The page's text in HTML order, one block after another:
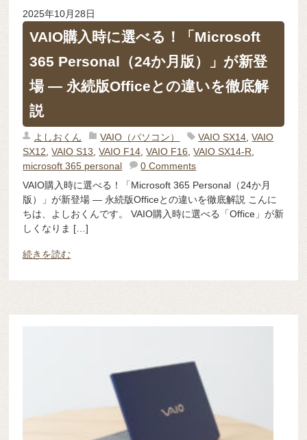
2025年10月28日
VAIO購入時に選べる！「Microsoft
365 Personal（24か月版）」が新登
場 ― 永続版Officeとの違いを徹底解
説
よしおくん VAIO（パソコン） VAIO SX14 ,VAIO
SX12 ,VAIO S13 ,VAIO F14 ,VAIO F16 ,VAIO SX14-R
microsoft 365 personal
0 Comments
VAIO購入時に選べる！「Microsoft 365 Personal（24か月
版）」が新登場 ― 永続版Officeとの違いを徹底解説 こんに
ちは、よしおくんです。 VAIO購入時に選べる「Office」が新
しくなりま […]
続きを読む